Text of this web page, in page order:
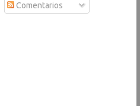
Comentarios